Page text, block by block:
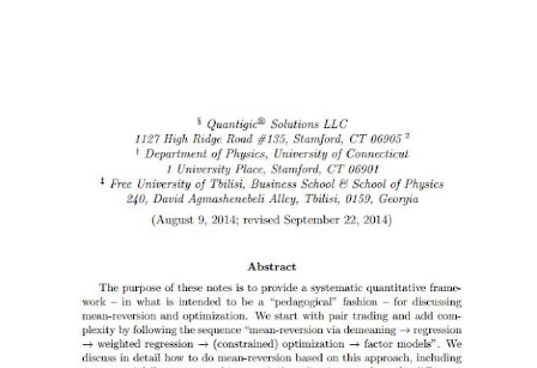
management 2. Global Financial Crisis ผมยังไม่เคยเรียนอันนี้
นะ แต่อ่านรีวิวเบื้องต้นแล้วน ่าสนใจดี เขาสอนเรื่อง การเกิดวิกฤติ
การเงิน สาเหตุ ผลที่เกิด ตัวเลขสถิติสำคัญ และนโยบายต่างๆที่ออก
มาหลัง เกิดวิกฤติ เน้นๆเป็นวิกฤติซับไพร์มของ สหรัฐ และวิกฤติการ
financial-crisis 3. Financial Engineering and Risk
Management Part I ของ Columbia University ครอสนี้ค่อนข้าง
ยาก หนัก Math เพราะไปทาง Quant ตามสโลแกนที่เขาเขียนว่า